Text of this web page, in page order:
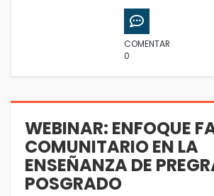
COMENTAR
0
WEBINAR: ENFOQUE
COMUNITARIO EN LA
ENSEÑANZA DE
POSGRADO